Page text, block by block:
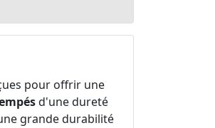
pour offrir une
d'une dureté
grande durabilité